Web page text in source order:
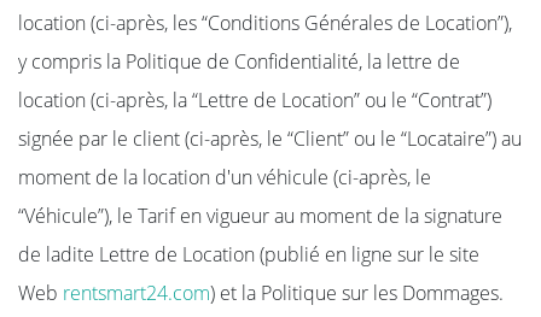
location (ci-après, les “Conditions Générales de Location”),
y compris la Politique de Confidentialité, la lettre de
location (ci-après, la “Lettre de Location” ou le “Contrat”)
signée par le client (ci-après, le “Client” ou le “Locataire”) au
moment de la location d'un véhicule (ci-après, le
“Véhicule”), le Tarif en vigueur au moment de la signature
de ladite Lettre de Location (publié en ligne sur le site
Web rentsmart24.com) et la Politique sur les Dommages.